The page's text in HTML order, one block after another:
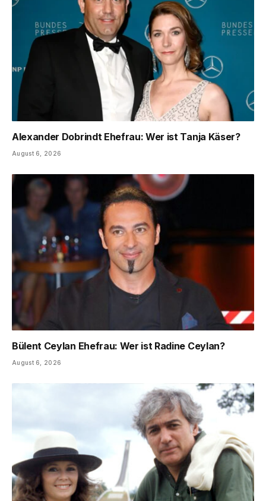
Alexander Dobrindt Ehefrau: Wer ist Tanja Käser?
August 6, 2026
Bülent Ceylan Ehefrau: Wer ist Radine Ceylan?
August 6, 2026